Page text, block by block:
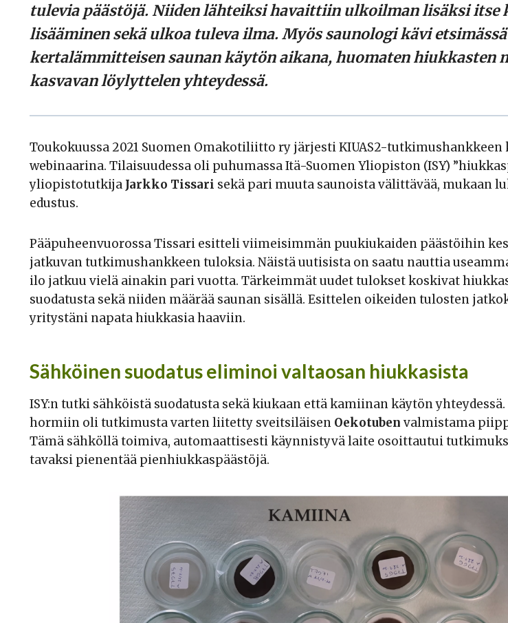
tulevia päästöjä. Niiden lähteiksi havaittiin ulkoilman lisäksi itse
lisääminen sekä ulkoa tuleva ilma. Myös saunologi kävi
kertalämmitteisen saunan käytön aikana, huomaten hiukkasten
kasvavan löylyttelen yhteydessä.
Toukokuussa 2021 Suomen Omakotiliitto ry järjesti KIUAS2-
webinaarina. Tilaisuudessa oli puhumassa Itä-Suomen Yliopiston (ISY)
yliopistotutkija Jarkko Tissari sekä pari muuta saunoista välittävää, mukaan
edustus.
Pääpuheenvuorossa Tissari esitteli viimeisimmän puukiukaiden päästöihin
jatkuvan tutkimushankkeen tuloksia. Näistä uutisista on saatu nauttia
ilo jatkuu vielä ainakin pari vuotta. Tärkeimmät uudet tulokset koskivat
suodatusta sekä niiden määrää saunan sisällä. Esittelen oikeiden tulosten
yritystäni napata hiukkasia haaviin.
Sähköinen suodatus eliminoi valtaosan hiukkasista
ISY:n tutki sähköistä suodatusta sekä kiukaan että kamiinan käytön
hormiin oli tutkimusta varten liitetty sveitsiläisen Oekotuben valmistama
Tämä sähköllä toimiva, automaattisesti käynnistyvä laite osoittautui
tavaksi pienentää pienhiukkaspäästöjä.